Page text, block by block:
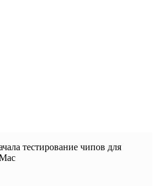
тестирование чипов для